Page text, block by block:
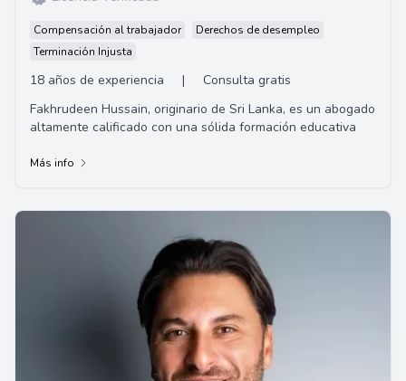
Compensación al trabajador
Derechos de desempleo
Terminación Injusta
18 años de experiencia |
Consulta gratis
Fakhrudeen Hussain, originario de Sri Lanka, es un abogado
altamente calificado con una sólida formación educativa
Más info